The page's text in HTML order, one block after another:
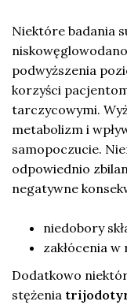
Niektóre badania
podwyższenia
korzyści
tarczycowymi.
metabolizm i
samopoczucie.
odpowiednio
negatywne
niedobory
zakłócenia
Dodatkowo
stężenia